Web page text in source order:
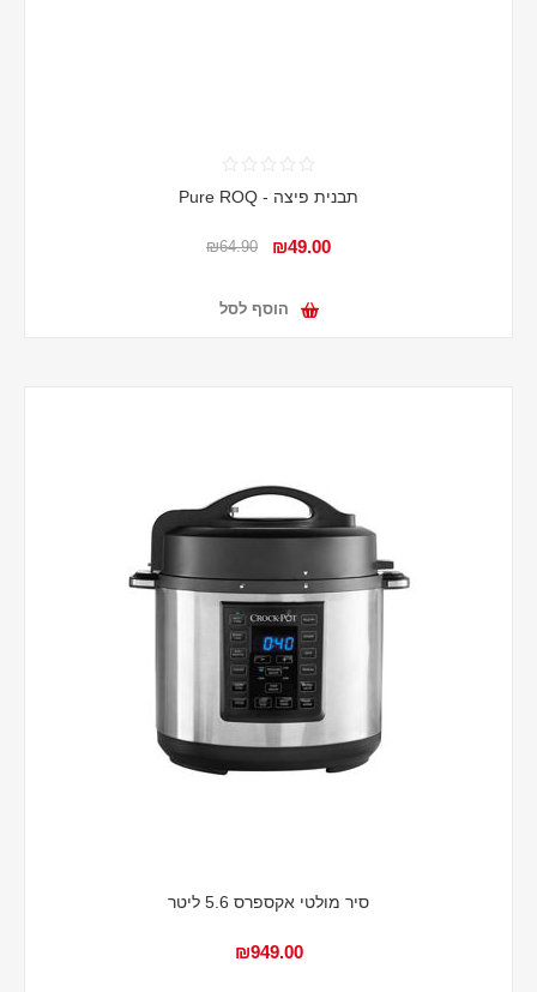
תבנית פיצה - Pure ROQ
₪49.00
₪64.90
הוסף לסל
סיר מולטי אקספרס 5.6 ליטר
₪949.00